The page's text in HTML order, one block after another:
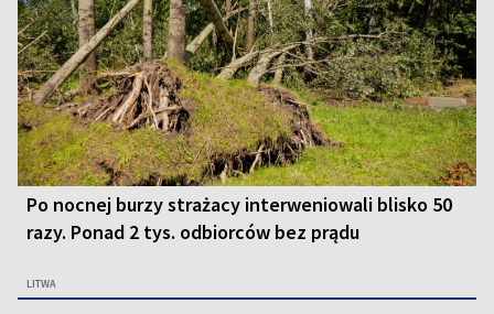
Po nocnej burzy strażacy interweniowali blisko 50
razy. Ponad 2 tys. odbiorców bez prądu
LITWA